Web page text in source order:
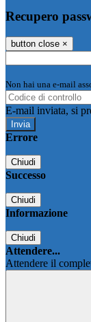
Recupero
button close ×
Non hai una e-mail
E-mail inviata, si
Errore
Chiudi
Successo
Chiudi
Informazione
Chiudi
Attendere...
Attendere il